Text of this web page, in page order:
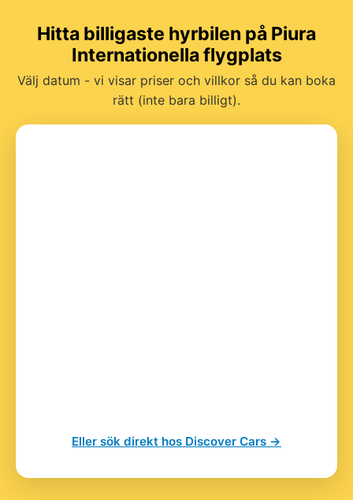
Hitta billigaste hyrbilen på Piura
Internationella flygplats
Välj datum - vi visar priser och villkor så du kan boka
rätt (inte bara billigt).
Eller sök direkt hos Discover Cars →